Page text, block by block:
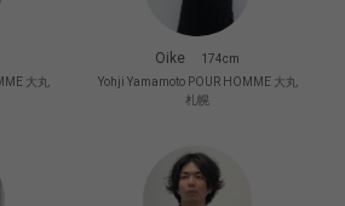
大丸
Oike
174cm
Yohji Yamamoto POUR HOMME 大丸
札幌